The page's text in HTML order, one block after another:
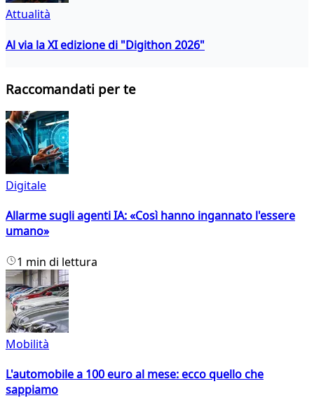
Attualità
Al via la XI edizione di "Digithon 2026"
Raccomandati per te
Digitale
Allarme sugli agenti IA: «Così hanno ingannato l'essere
umano»
1 min di lettura
Mobilità
L'automobile a 100 euro al mese: ecco quello che
sappiamo